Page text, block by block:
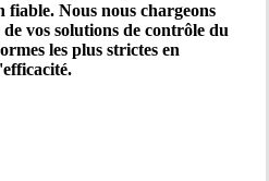
fiable. Nous nous chargeons
vos solutions de contrôle du
les plus strictes en